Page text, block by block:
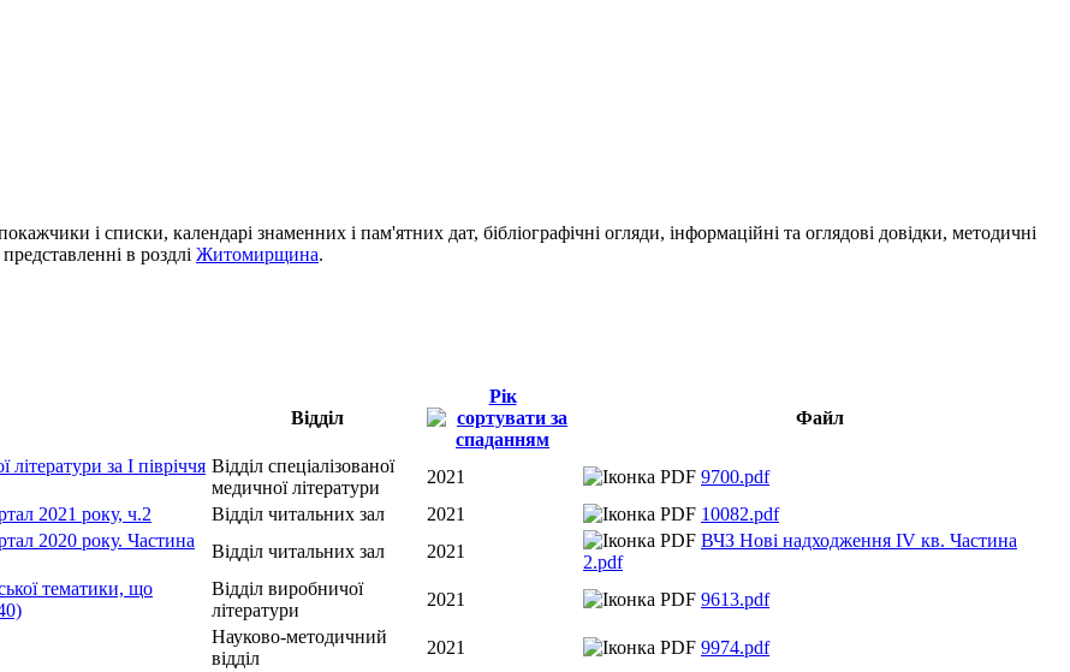
і списки, календарі знаменних і пам'ятних дат, бібліографічні огляди, інформаційні та оглядові довідки, методичні
в роздлі Житомирщина.
Відділ
Рік
Файл
літератури за I півріччя Відділ спеціалізованої
медичної літератури
2021
9700.pdf
2021 року, ч.2
Відділ читальних зал 2021
10082.pdf
2020 року. Частина
Відділ читальних зал 2021
ВЧЗ Нові надходження IV кв. Частина
2.pdf
тематики, що
Відділ виробничої
літератури
2021 9613.pdf
Науково-методичний
відділ
2021
9974.pdf